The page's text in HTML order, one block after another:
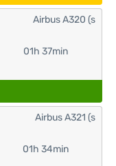
01h 37min
Airbus A320 (s
01h 34min
Airbus A321 (s